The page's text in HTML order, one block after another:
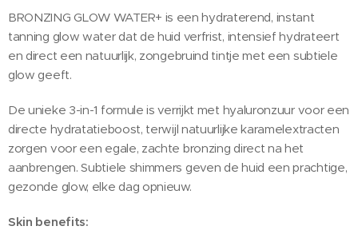
BRONZING GLOW WATER+ is een hydraterend, instant
tanning glow water dat de huid verfrist, intensief hydrateert
en direct een natuurlijk, zongebruind tintje met een subtiele
glow geeft.
De unieke 3-in-1 formule is verrijkt met hyaluronzuur voor een
directe hydratatieboost, terwijl natuurlijke karamelextracten
zorgen voor een egale, zachte bronzing direct na het
aanbrengen. Subtiele shimmers geven de huid een prachtige,
gezonde glow, elke dag opnieuw.
Skin benefits: